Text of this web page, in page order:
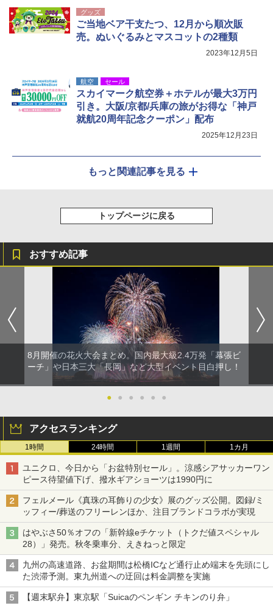
グッズ
ご当地ベア干支たつ、12月から順次販
売。ぬいぐるみとマスコットの2種類
2023年12月5日
航空 セール
スカイマーク航空券＋ホテルが最大3万円
引き。大阪/京都/兵庫の旅がお得な「神戸
就航20周年記念クーポン」配布
2025年12月23日
もっと関連記事を見る
トップページに戻る
おすすめ記事
8月開催の花火大会まとめ。国内最大級2.4万発「幕張ビ
ーチ」や日本三大「長岡」など大型イベント目白押し！
● ● ● ● ● ●
アクセスランキング
1時間 24時間 1週間 1カ月
ユニクロ、今日から「お盆特別セール」。涼感シアサッカーワン
ピース待望値下げ、撥水ギアショーツは1990円に
フェルメール《真珠の耳飾りの少女》展のグッズ公開。図録/ミ
ッフィー/葬送のフリーレンほか、注目ブランドコラボが実現
はやぶさ50％オフの「新幹線eチケット（トクだ値スペシャル
28）」発売。秋冬乗車分、えきねっと限定
九州の高速道路、お盆期間は松橋ICなど通行止め端末を先頭にし
た渋滞予測。東九州道への迂回は料金調整を実施
【週末駅弁】東京駅「Suicaのペンギン チキンのり弁」